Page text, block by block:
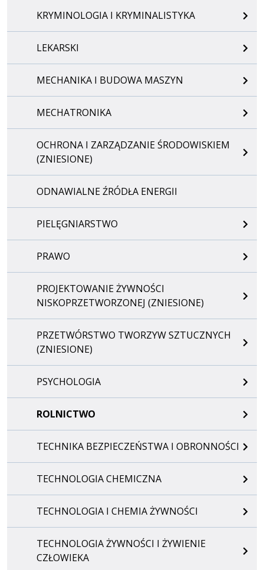
KRYMINOLOGIA I KRYMINALISTYKA
LEKARSKI
MECHANIKA I BUDOWA MASZYN
MECHATRONIKA
OCHRONA I ZARZĄDZANIE ŚRODOWISKIEM
(ZNIESIONE)
ODNAWIALNE ŹRÓDŁA ENERGII
PIELĘGNIARSTWO
PRAWO
PROJEKTOWANIE ŻYWNOŚCI
NISKOPRZETWORZONEJ (ZNIESIONE)
PRZETWÓRSTWO TWORZYW SZTUCZNYCH
(ZNIESIONE)
PSYCHOLOGIA
ROLNICTWO
TECHNIKA BEZPIECZEŃSTWA I OBRONNOŚCI
TECHNOLOGIA CHEMICZNA
TECHNOLOGIA I CHEMIA ŻYWNOŚCI
TECHNOLOGIA ŻYWNOŚCI I ŻYWIENIE
CZŁOWIEKA